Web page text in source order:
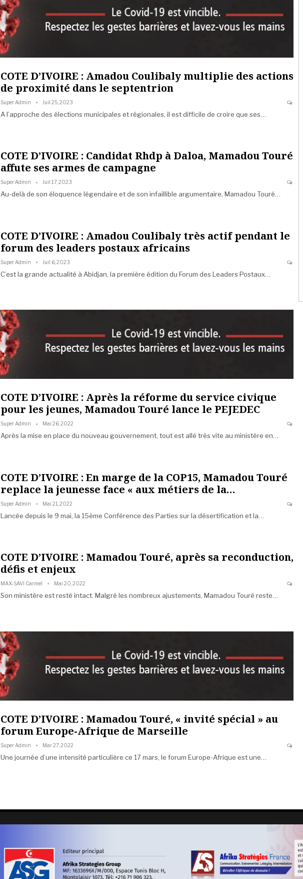
COTE D’IVOIRE : Amadou Coulibaly multiplie des actions
de proximité dans le septentrion
Super Admin Juil 25, 2023
A l’approche des élections municipales et régionales, il est difficile de croire que ses…
COTE D’IVOIRE : Candidat Rhdp à Daloa, Mamadou Touré
affute ses armes de campagne
Super Admin Juil 17, 2023
Au-delà de son éloquence légendaire et de son infaillible argumentaire, Mamadou Touré…
COTE D’IVOIRE : Amadou Coulibaly très actif pendant le
forum des leaders postaux africains
Super Admin Juil 6, 2023
C’est la grande actualité à Abidjan, la première édition du Forum des Leaders Postaux…
COTE D’IVOIRE : Après la réforme du service civique
pour les jeunes, Mamadou Touré lance le PEJEDEC
Super Admin Mai 26, 2022
Après la mise en place du nouveau gouvernement, tout est allé très vite au ministère en…
COTE D’IVOIRE : En marge de la COP15, Mamadou Touré
replace la jeunesse face « aux métiers de la…
Super Admin Mai 21, 2022
Lancée depuis le 9 mai, la 15ème Conférence des Parties sur la désertification et la…
COTE D’IVOIRE : Mamadou Touré, après sa reconduction,
défis et enjeux
MAX-SAVI Carmel Mai 20, 2022
Son ministère est resté intact. Malgré les nombreux ajustements, Mamadou Touré reste…
COTE D’IVOIRE : Mamadou Touré, « invité spécial » au
forum Europe-Afrique de Marseille
Super Admin Mar 27, 2022
Une journée d’une intensité particulière ce 17 mars, le forum Europe-Afrique est une…